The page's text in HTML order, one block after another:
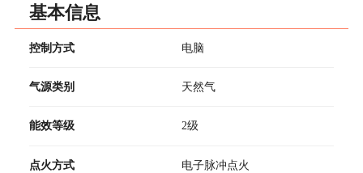
基本信息
控制方式 电脑
气源类别 天然气
能效等级 2级
点火方式 电子脉冲点火